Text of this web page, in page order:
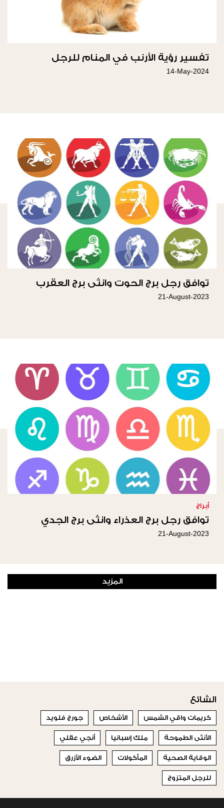
تفسير رؤية الأرنب في المنام للرجل
14-May-2024
توافق رجل برج الحوت وانثى برج العقرب
21-August-2023
أبراج
توافق رجل برج العذراء وانثى برج الجدي
21-August-2023
المزيد
الشائع
كريمات واقي الشمس الأشخاص جورج فلويد
الأنثى الطموحة ملك إسبانيا أنجي عقلي
الوقاية الصحية المأكولات الضوء الأزرق
للرجل المتزوج